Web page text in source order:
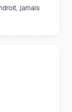
jamais